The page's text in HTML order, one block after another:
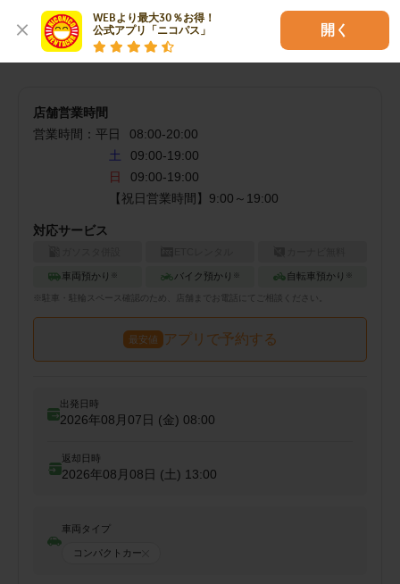
WEBより最大30％お得！
公式アプリ「ニコパス」
開く
市川塩浜店でご予約（空車検索）
店舗営業時間
営業時間： 平日 08:00-20:00
土
09:00-19:00
日
09:00-19:00
【祝日営業時間】9:00～19:00
対応サービス
車両預かり ※ バイク預かり ※ 自転車預かり ※
※ 駐車・駐輪 スペース確認のため、店舗までお電話にてご相談ください。
最安値 アプリで予約する
出発日時
2026年08月07日 (金) 08:00
返却日時
2026年08月08日 (土) 13:00
車両タイプ
コンパクトカー